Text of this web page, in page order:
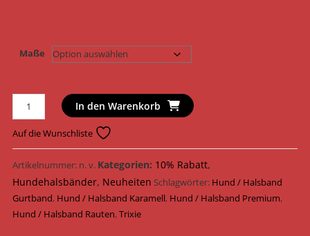
Maße
Trixie
Hundehalsband
Premium
Halsband
mit
Neopren
Polsterung
extra
In den Warenkorb
Auf die Wunschliste
Artikelnummer: n. v. Kategorien: 10% Rabatt,
Hundehalsbänder, Neuheiten Schlagwörter: Hund / Halsband
Gurtband, Hund / Halsband Karamell, Hund / Halsband Premium,
Hund / Halsband Rauten,Trixie